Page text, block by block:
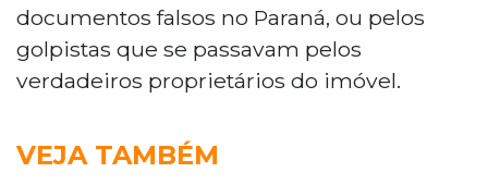
documentos falsos no Paraná, ou pelos
golpistas que se passavam pelos
verdadeiros proprietários do imóvel.
VEJA TAMBÉM